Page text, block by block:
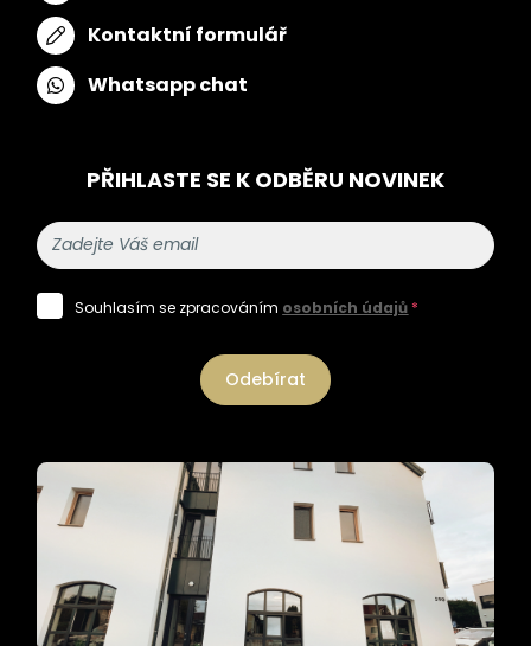
Kontaktní formulář
Whatsapp chat
PŘIHLASTE SE K ODBĚRU NOVINEK
Souhlasím se zpracováním osobních údajů *
Odebírat